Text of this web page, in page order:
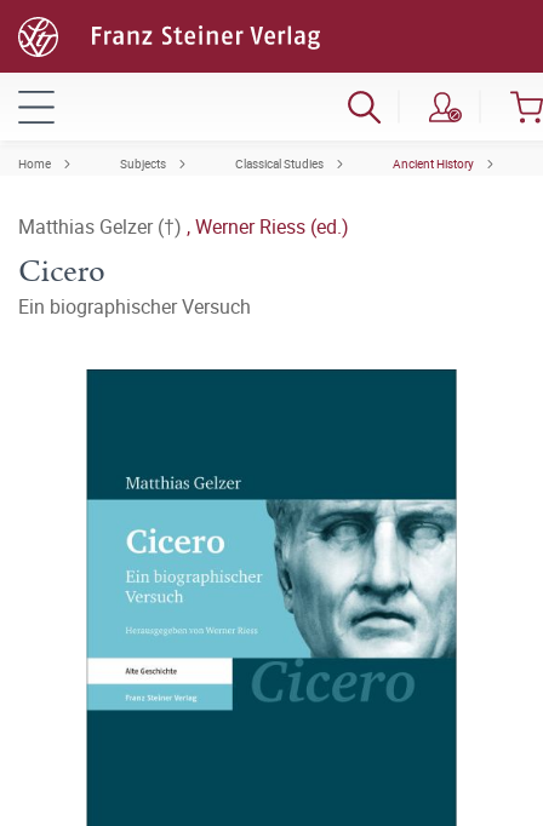
Home Subjects Classical Studies Ancient History
Matthias Gelzer (†) ,Werner Riess (ed.)
Cicero
Ein biographischer Versuch